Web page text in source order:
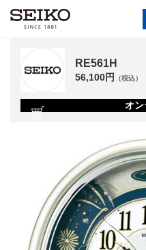
RE561H
56,100円 （税込）
オン